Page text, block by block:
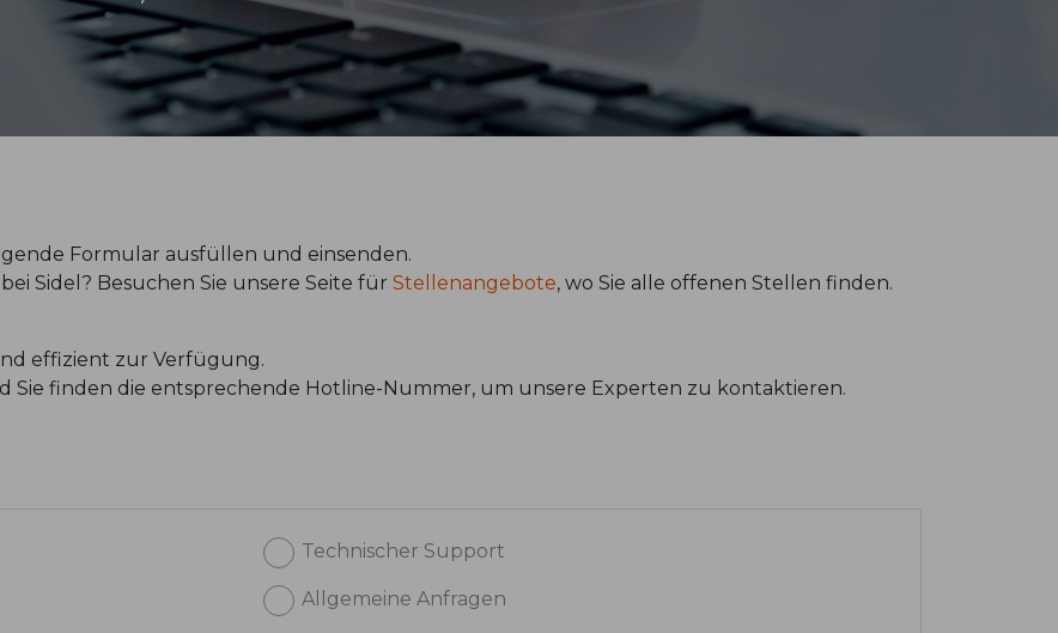
Formular ausfüllen und einsenden.
Sidel? Besuchen Sie unsere Seite für Stellenangebote, wo Sie alle offenen Stellen finden.
effizient zur Verfügung.
Sie finden die entsprechende Hotline-Nummer, um unsere Experten zu kontaktieren.
Technischer Support
Allgemeine Anfragen